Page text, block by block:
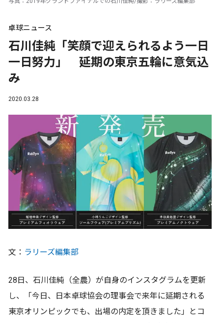
卓球ニュース
石川佳純「笑顔で迎えられるよう一日
一日努力」 延期の東京五輪に意気込
み
2020.03.28
文： ラリーズ編集部
28日、石川佳純（全農）が自身のインスタグラムを更新
し、「今日、日本卓球協会の理事会で来年に延期される
東京オリンピックでも、出場の内定を頂きました」とコ